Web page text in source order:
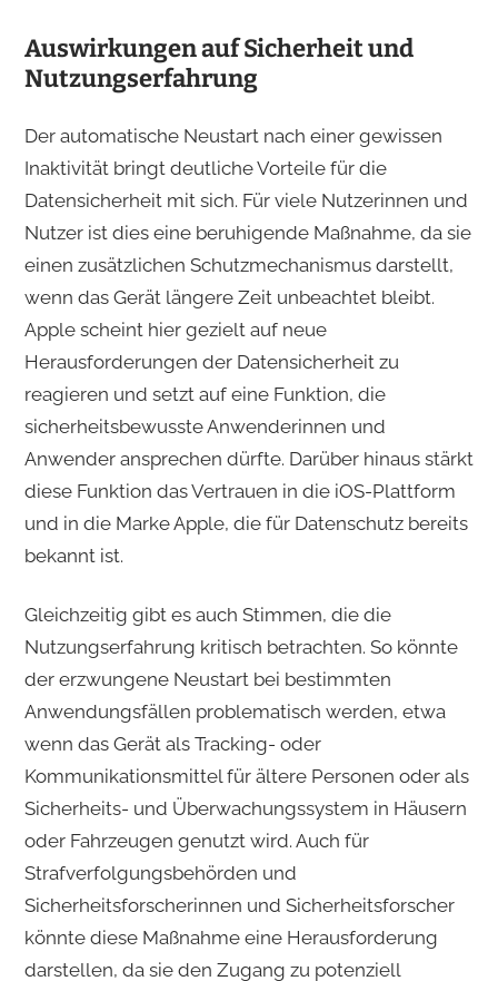
Auswirkungen auf Sicherheit und
Nutzungserfahrung
Der automatische Neustart nach einer gewissen
Inaktivität bringt deutliche Vorteile für die
Datensicherheit mit sich. Für viele Nutzerinnen und
Nutzer ist dies eine beruhigende Maßnahme, da sie
einen zusätzlichen Schutzmechanismus darstellt,
wenn das Gerät längere Zeit unbeachtet bleibt.
Apple scheint hier gezielt auf neue
Herausforderungen der Datensicherheit zu
reagieren und setzt auf eine Funktion, die
sicherheitsbewusste Anwenderinnen und
Anwender ansprechen dürfte. Darüber hinaus stärkt
diese Funktion das Vertrauen in die iOS-Plattform
und in die Marke Apple, die für Datenschutz bereits
bekannt ist.
Gleichzeitig gibt es auch Stimmen, die die
Nutzungserfahrung kritisch betrachten. So könnte
der erzwungene Neustart bei bestimmten
Anwendungsfällen problematisch werden, etwa
wenn das Gerät als Tracking- oder
Kommunikationsmittel für ältere Personen oder als
Sicherheits- und Überwachungssystem in Häusern
oder Fahrzeugen genutzt wird. Auch für
Strafverfolgungsbehörden und
Sicherheitsforscherinnen und Sicherheitsforscher
könnte diese Maßnahme eine Herausforderung
darstellen, da sie den Zugang zu potenziell